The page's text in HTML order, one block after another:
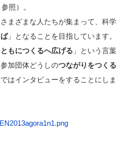
参照）。
まざまな人たちが集まって、科学
」となることを目指しています。
もにつくるへ広げる 」という言葉
加団体どうしのつながりをつくる
はインタビューをすることにしま